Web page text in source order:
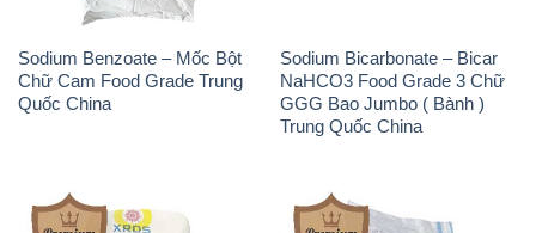
Chính sách và quy định chung
Tin tức
Liên hệ
📞PHÒNG KINH DOANH - CÔNG TY HÓA CHẤT